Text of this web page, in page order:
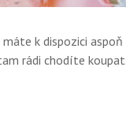
k dispozici aspoň
rádi chodíte